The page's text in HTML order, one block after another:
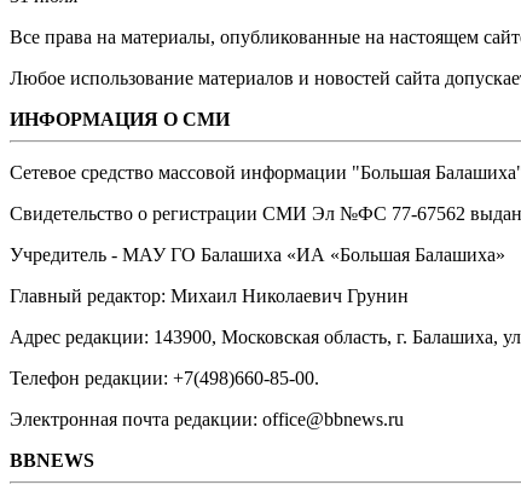
Все права на материалы, опубликованные на настоящем
Любое использование материалов и новостей сайта
ИНФОРМАЦИЯ О СМИ
Сетевое средство массовой информации "Большая
Свидетельство о регистрации СМИ Эл №ФС ‎77-67562
Учредитель - МАУ ГО Балашиха «ИА «Большая Балашиха»
Главный редактор: Михаил Николаевич Грунин
Адрес редакции: 143900, Московская область, г. Балашиха,
Телефон редакции: +7(498)660-85-00.
Электронная почта редакции: office@bbnews.ru
BBNEWS